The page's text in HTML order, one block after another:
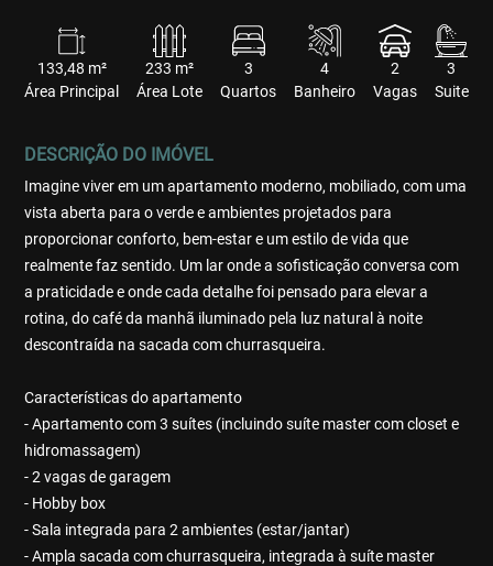
133,48 m²
Área Principal
233 m²
Área Lote
3
Quartos
4
Banheiro
2
Vagas
3
Suite
DESCRIÇÃO DO IMÓVEL
Imagine viver em um apartamento moderno, mobiliado, com uma
vista aberta para o verde e ambientes projetados para
proporcionar conforto, bem-estar e um estilo de vida que
realmente faz sentido. Um lar onde a sofisticação conversa com
a praticidade e onde cada detalhe foi pensado para elevar a
rotina, do café da manhã iluminado pela luz natural à noite
descontraída na sacada com churrasqueira.
Características do apartamento
- Apartamento com 3 suítes (incluindo suíte master com closet e
hidromassagem)
- 2 vagas de garagem
- Hobby box
- Sala integrada para 2 ambientes (estar/jantar)
- Ampla sacada com churrasqueira, integrada à suíte master